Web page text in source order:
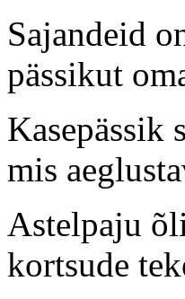
Sajandeid
pässikut
Kasepässik
mis
Astelpaju
kortsude